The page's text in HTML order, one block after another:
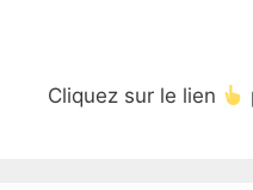
Cliquez sur le lien